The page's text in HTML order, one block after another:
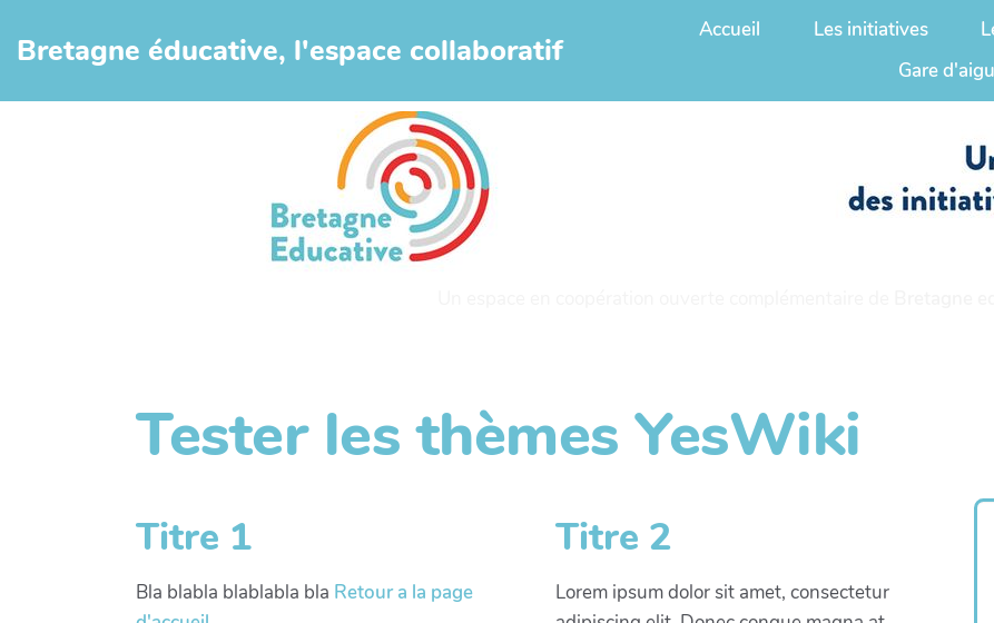
Bretagne éducative, l'espace collaboratif
Accueil Les initiatives
Gare
Tester les thèmes YesWiki
Titre 1
Bla blabla blablabla bla Retour a la page
Titre 2
Lorem ipsum dolor sit amet, consectetur